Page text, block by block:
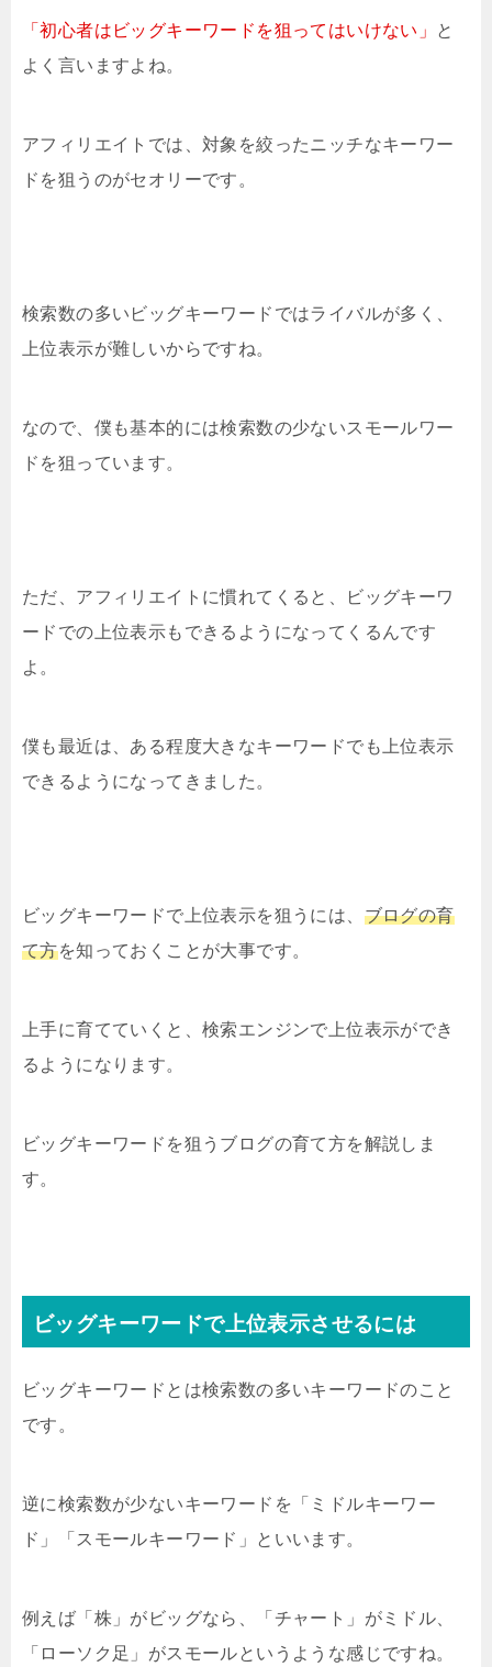
「初心者はビッグキーワードを狙ってはいけない」
と
よく言いますよね。
アフィリエイトでは、対象を絞ったニッチなキーワー
ドを狙うのがセオリーです。
検索数の多いビッグキーワードではライバルが多く、
上位表示が難しいからですね。
なので、僕も基本的には検索数の少ないスモールワー
ドを狙っています。
ただ、アフィリエイトに慣れてくると、ビッグキーワ
ードでの上位表示もできるようになってくるんです
よ。
僕も最近は、ある程度大きなキーワードでも上位表示
できるようになってきました。
ビッグキーワードで上位表示を狙うには、 ブログの育
て方を知っておくことが大事です。
上手に育てていくと、検索エンジンで上位表示ができ
るようになります。
ビッグキーワードを狙うブログの育て方を解説しま
す。
ビッグキーワードで上位表示させるには
ビッグキーワードとは検索数の多いキーワードのこと
です。
逆に検索数が少ないキーワードを「ミドルキーワー
ド」「スモールキーワード」といいます。
例えば「株」がビッグなら、「チャート」がミドル、
「ローソク足」がスモールというような感じですね。